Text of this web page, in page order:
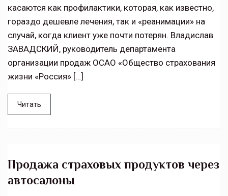
касаются как профилактики, которая, как известно,
гораздо дешевле лечения, так и «реанимации» на
случай, когда клиент уже почти потерян. Владислав
ЗАВАДСКИЙ, руководитель департамента
организации продаж ОСАО «Общество страхования
жизни «Россия» […]
Читать
Продажа страховых продуктов через
автосалоны